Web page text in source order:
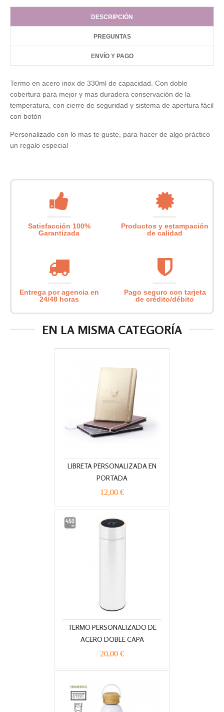
DESCRIPCIÓN
PREGUNTAS
ENVÍO Y PAGO
Termo en acero inox de 330ml de capacidad. Con doble
cobertura para mejor y mas duradera conservación de la
temperatura, con cierre de seguridad y sistema de apertura fácil
con botón
Personalizado con lo mas te guste, para hacer de algo práctico
un regalo especial
Satisfacción 100%
Garantizada
Productos y estampación
de calidad
Entrega por agencia en
24/48 horas
Pago seguro con tarjeta
de crédito/débito
EN LA MISMA CATEGORÍA
LIBRETA PERSONALIZADA EN
PORTADA
12,00 €
TERMO PERSONALIZADO DE
ACERO DOBLE CAPA
20,00 €